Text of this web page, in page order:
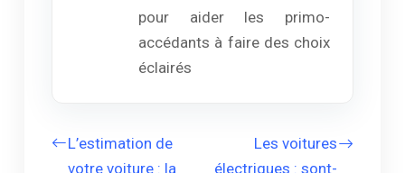
pour aider les primo-
accédants à faire des choix
éclairés
L’estimation de
votre voiture : la
Les voitures
électriques : sont-